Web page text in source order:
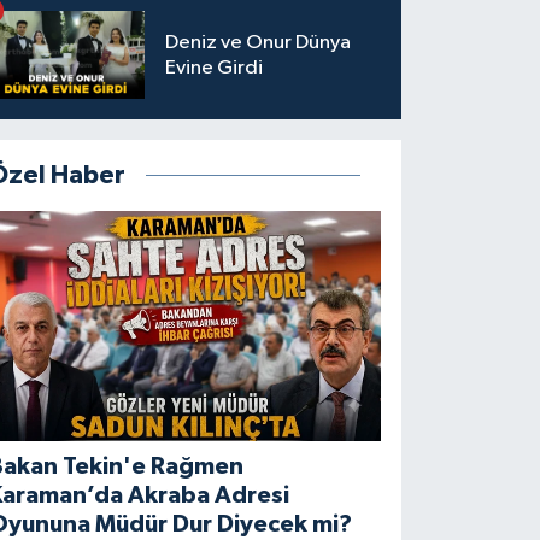
Deniz ve Onur Dünya
Evine Girdi
Haber
Tekin'e Rağmen
Akraba Adresi
Müdür Dur Diyecek mi?